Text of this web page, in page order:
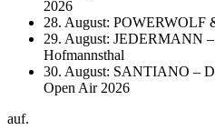
2026
28. August: POWERWOLF
29. August: JEDERMANN
Hofmannsthal
30. August: SANTIANO –
Open Air 2026
auf.